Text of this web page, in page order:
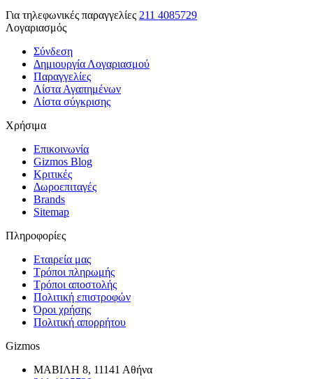
Για τηλεφωνικές παραγγελίες 211 4085729
Λογαριασμός
Σύνδεση
Δημιουργία Λογαριασμού
Παραγγελίες
Λίστα Αγαπημένων
Λίστα σύγκρισης
Χρήσιμα
Επικοινωνία
Gizmos Blog
Κριτικές
Δωροεπιταγές
Brands
Sitemap
Πληροφορίες
Εταιρεία μας
Τρόποι πληρωμής
Τρόποι αποστολής
Πολιτική επιστροφών
Όροι χρήσης
Πολιτική απορρήτου
Gizmos
ΜΑΒΙΛΗ 8, 11141 Αθήνα